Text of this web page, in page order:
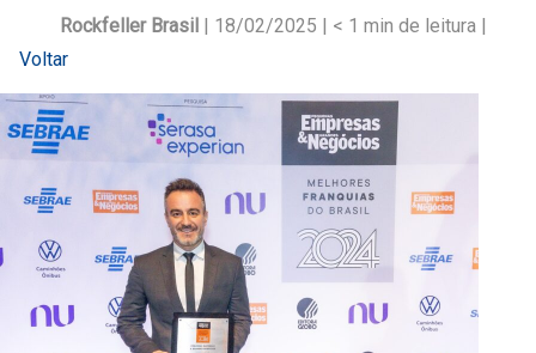
Rockfeller Brasil | 18/02/2025 | < 1 min de leitura |
Voltar